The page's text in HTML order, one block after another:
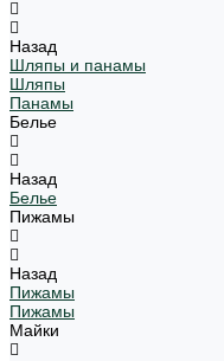
Назад
Шляпы и панамы
Шляпы
Панамы
Белье
Назад
Белье
Пижамы
Назад
Пижамы
Пижамы
Майки